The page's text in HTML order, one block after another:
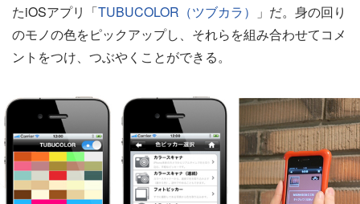
たiOSアプリ「TUBUCOLOR（ツブカラ）
」だ。身の回り
のモノの色をピックアップし、それらを組み合わせてコメ
ントをつけ、つぶやくことができる。